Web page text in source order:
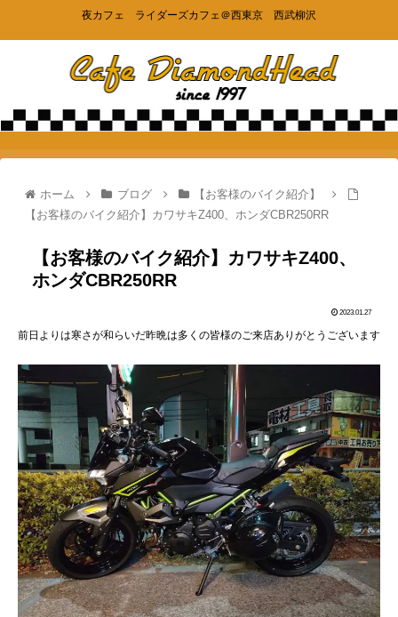
夜カフェ ライダーズカフェ＠西東京 西武柳沢
ホーム ブログ
【お客様のバイク紹介】
【お客様のバイク紹介】カワサキZ400、ホンダCBR250RR
【お客様のバイク紹介】カワサキZ400、
ホンダCBR250RR
2023.01.27
前日よりは寒さが和らいだ昨晩は多くの皆様のご来店ありがとうございます